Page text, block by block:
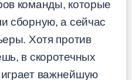
команды, которые
сборную, а сейчас
Хотя против
в скоротечных
важнейшую